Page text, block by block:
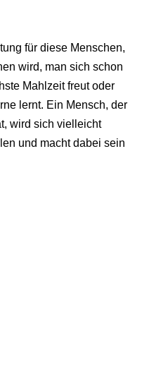
für diese Menschen,
wird, man sich schon
Mahlzeit freut oder
lernt. Ein Mensch, der
wird sich vielleicht
und macht dabei sein